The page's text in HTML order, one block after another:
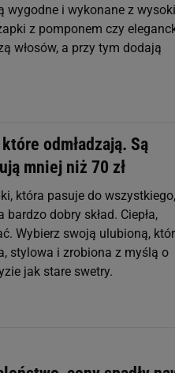
wygodne i wykonane z
z pomponem czy
włosów, a przy tym dodają
odmładzają. Są
mniej niż 70 zł
która pasuje do wszystkiego,
dobry skład. Ciepła,
Wybierz swoją ulubioną,
stylowa i zrobiona z myślą o
jak stare swetry.